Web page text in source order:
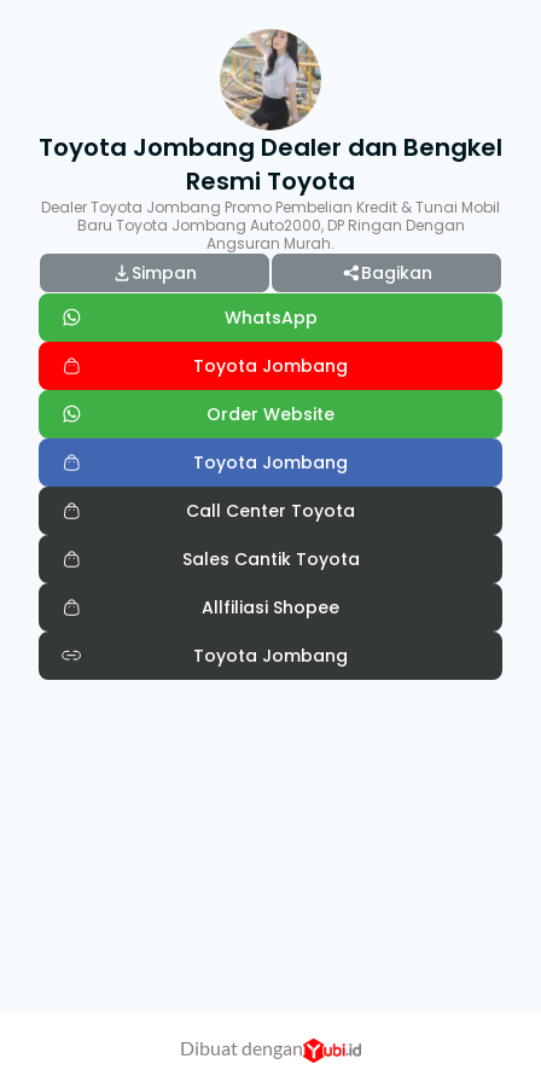
Toyota Jombang Dealer dan Bengkel
Resmi Toyota
Dealer Toyota Jombang Promo Pembelian Kredit & Tunai Mobil
Baru Toyota Jombang Auto2000, DP Ringan Dengan
Angsuran Murah.
Simpan
Bagikan
WhatsApp
Toyota Jombang
Order Website
Toyota Jombang
Call Center Toyota
Sales Cantik Toyota
Allfiliasi Shopee
Toyota Jombang
Dibuat dengan